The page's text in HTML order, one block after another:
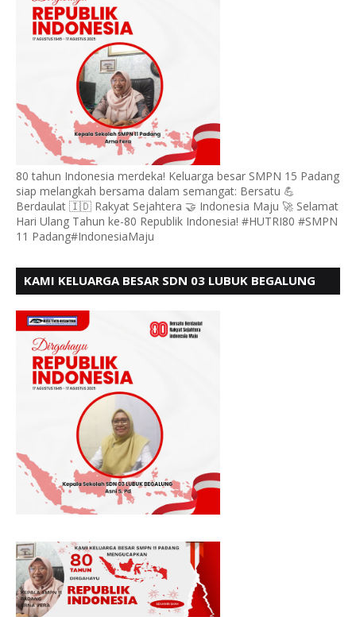
80 tahun Indonesia merdeka! Keluarga besar SMPN 15 Padang
siap melangkah bersama dalam semangat: Bersatu 💪
Berdaulat 🇮🇩 Rakyat Sejahtera 🤝 Indonesia Maju 🚀 Selamat
Hari Ulang Tahun ke-80 Republik Indonesia! #HUTRI80 #SMPN
11 Padang#IndonesiaMaju
KAMI KELUARGA BESAR SDN 03 LUBUK BEGALUNG